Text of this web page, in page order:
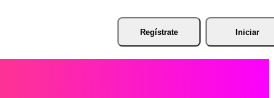
Regístrate Iniciar